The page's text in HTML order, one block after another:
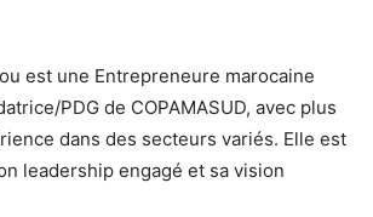
est une Entrepreneure marocaine
PDG de COPAMASUD, avec plus
dans des secteurs variés. Elle est
leadership engagé et sa vision